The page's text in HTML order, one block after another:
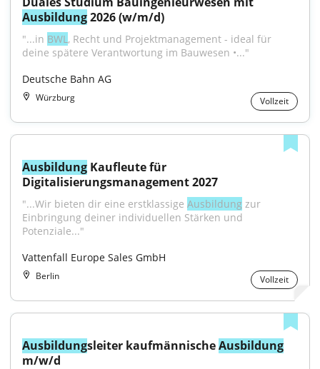
Ausbildung 2026 (w/m/d)
"...in BWL, Recht und Projektmanagement - ideal für
deine spätere Verantwortung im Bauwesen •..."
Deutsche Bahn AG
Würzburg Vollzeit
Ausbildung Kaufleute für
Digitalisierungsmanagement 2027
"...Wir bieten dir eine erstklassige Ausbildung zur
Einbringung deiner individuellen Stärken und
Potenziale..."
Vattenfall Europe Sales GmbH
Berlin Vollzeit
Ausbildungsleiter kaufmännische Ausbildung
m/w/d